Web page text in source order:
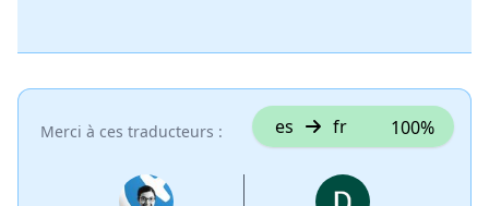
Merci à ces traducteurs : es fr 100%